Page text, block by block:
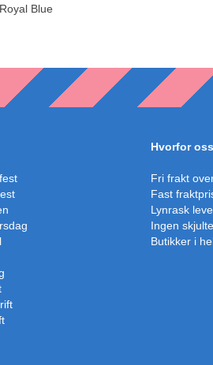
Royal Blue
Hvorfor
Fri frakt
Fast
Lynrask
Ingen
Butikker i